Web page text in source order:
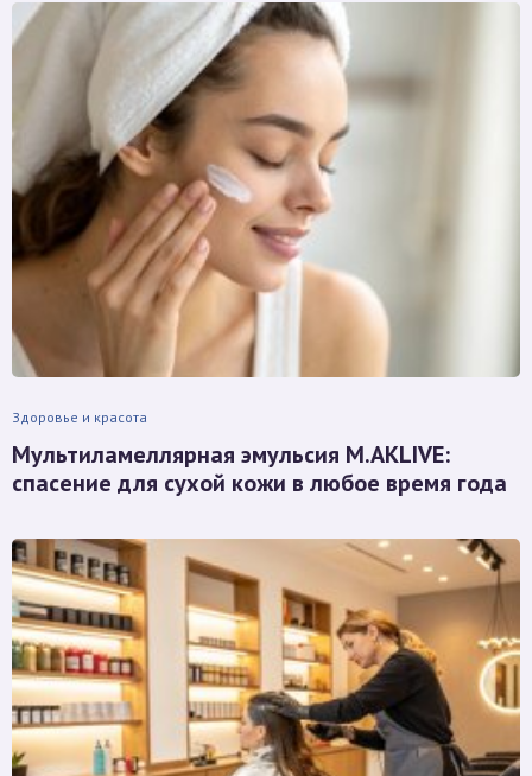
Здоровье и красота
Мультиламеллярная эмульсия M.AKLIVE:
спасение для сухой кожи в любое время года